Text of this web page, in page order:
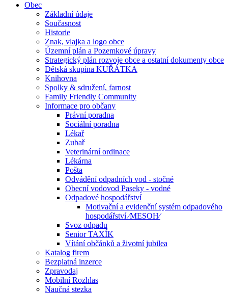
Obec
Základní údaje
Současnost
Historie
Znak, vlajka a logo obce
Územní plán a Pozemkové úpravy
Strategický plán rozvoje obce a ostatní dokumenty obce
Dětská skupina KUŘÁTKA
Knihovna
Spolky & sdružení, farnost
Family Friendly Community
Informace pro občany
Právní poradna
Sociální poradna
Lékař
Zubař
Veterinární ordinace
Lékárna
Pošta
Odvádění odpadních vod - stočné
Obecní vodovod Paseky - vodné
Odpadové hospodářství
Motivační a evidenční systém odpadového
hospodářství ⁄MESOH⁄
Svoz odpadu
Senior TAXÍK
Vítání občánků a životní jubilea
Katalog firem
Bezplatná inzerce
Zpravodaj
Mobilní Rozhlas
Naučná stezka